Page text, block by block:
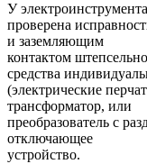
У
проверена
и заземляющим
контактом
средства
(электрические
трансформатор, или
преобразователь с
отключающее
устройство.